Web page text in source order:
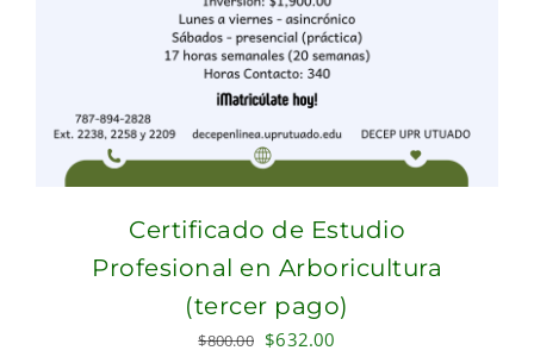
Certificado de Estudio
Profesional en Arboricultura
(tercer pago)
$800.00 Original
$632.00